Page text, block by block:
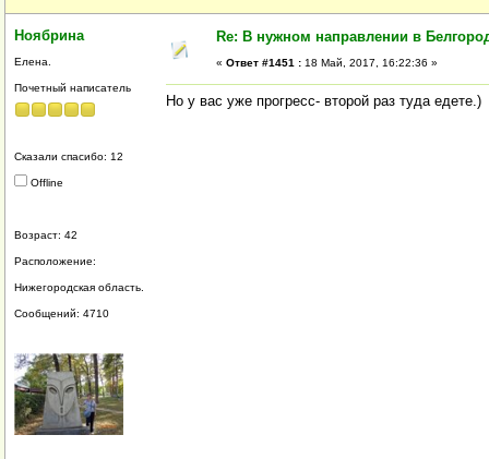
Ноябрина
Елена.
Почетный написатель
Сказали спасибо: 12
Offline
Возраст: 42
Расположение:
Нижегородская область.
Сообщений: 4710
Re: В нужном направлении в
« Ответ #1451 : 18 Май, 2017, 16:22:36 »
Но у вас уже прогресс- второй раз туда едете.)